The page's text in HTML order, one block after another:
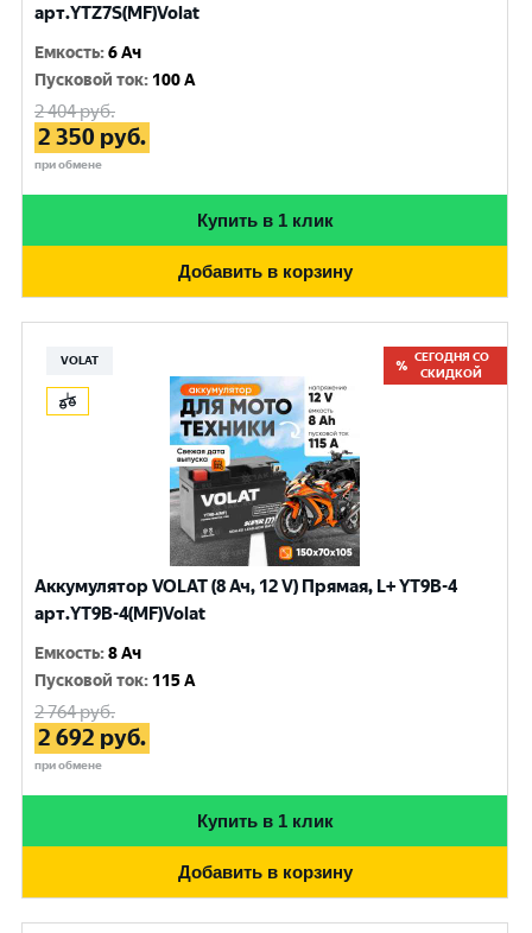
арт.YTZ7S(MF)Volat
Емкость:6 Ач
Пусковой ток: 100 A
2 404руб.
2 350 руб.
при обмене
Купить в 1 клик
Добавить в корзину
VOLAT
СЕГОДНЯ СО
СКИДКОЙ
Аккумулятор VOLAT (8 Ач, 12 V) Прямая, L+ YT9B-4
арт.YT9B-4(MF)Volat
Емкость:8 Ач
Пусковой ток: 115 A
2 764руб.
2 692 руб.
при обмене
Купить в 1 клик
Добавить в корзину